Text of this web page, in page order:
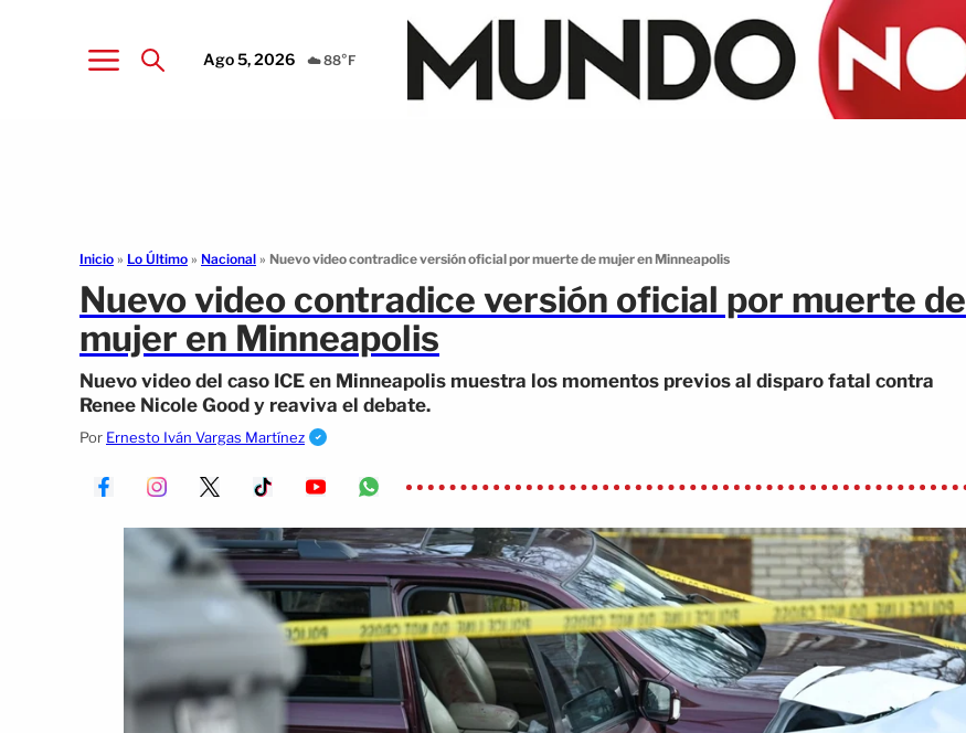
Ago 5, 2026 ☁️ 88°F
Inicio » Lo Último » Nacional » Nuevo video contradice versión oficial por muerte de mujer en Minneapolis
Nuevo video contradice versión oficial por muerte de
mujer en Minneapolis
Nuevo video del caso ICE en Minneapolis muestra los momentos previos al disparo fatal contra
Renee Nicole Good y reaviva el debate.
Por Ernesto Iván Vargas Martínez